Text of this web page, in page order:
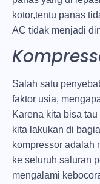
kotor,tentu panas
AC tidak menjadi
Salah satu
faktor usia,
Karena kita bisa
kita lakukan di
kompressor adalah
ke seluruh saluran
mengalami